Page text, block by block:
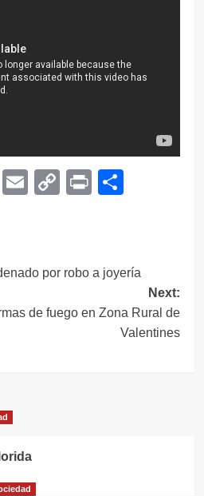
EmailCopy
Print
por robo a joyería
Next:
de fuego en Zona Rural de
Valentines